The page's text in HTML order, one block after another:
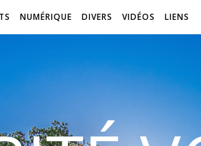
NUMÉRIQUE DIVERS VIDÉOS LIENS